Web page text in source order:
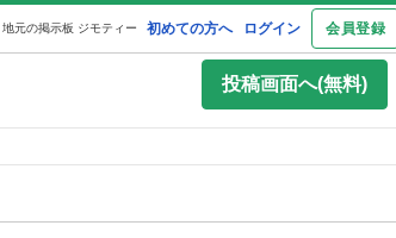
初めての方へ ログイン 会員登録
地元の掲示板 ジモティー
投稿画面へ(無料)